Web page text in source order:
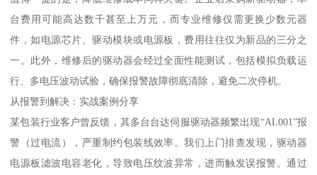
台费用可能高达数千甚至上万元，而专业维修仅需更换少数元器
件，如电源芯片、驱动模块或电源板，费用往往仅为新品的三分之
一。此外，维修后的驱动器会经过全面性能测试，包括模拟负载运
行、多电压波动试验，确保报警故障彻底清除，避免二次停机。
从报警到解决：实战案例分享
某包装行业客户曾反馈，其多台台达伺服驱动器频繁出现“AL001”报
警（过电流），严重制约包装线效率。我们上门排查发现，驱动器
电源板滤波电容老化，导致电压纹波异常，进而触发误报警。通过